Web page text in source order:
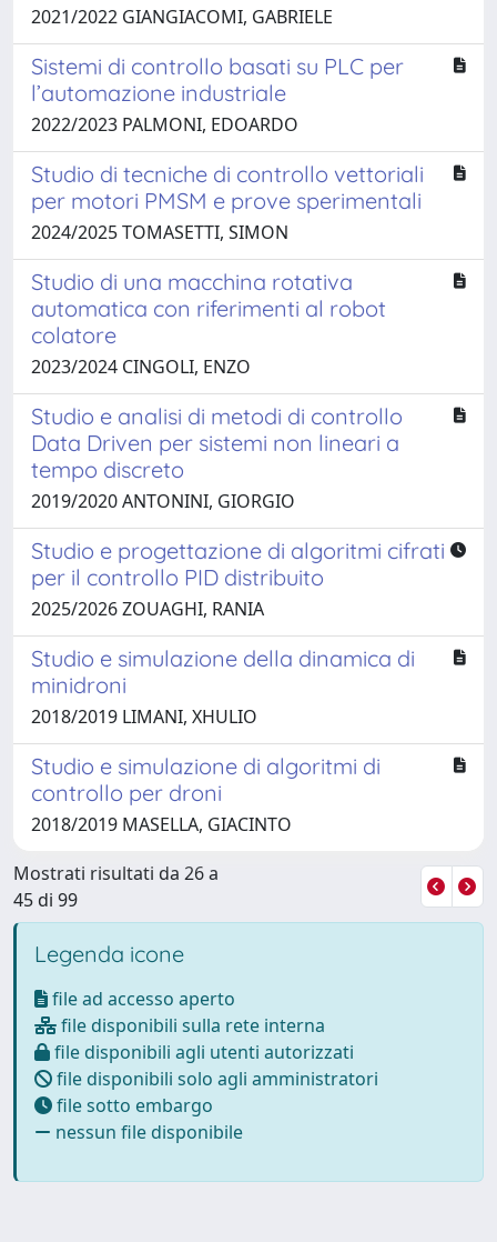
2021/2022 GIANGIACOMI, GABRIELE
Sistemi di controllo basati su PLC per
l’automazione industriale
2022/2023 PALMONI, EDOARDO
Studio di tecniche di controllo vettoriali
per motori PMSM e prove sperimentali
2024/2025 TOMASETTI, SIMON
Studio di una macchina rotativa
automatica con riferimenti al robot
colatore
2023/2024 CINGOLI, ENZO
Studio e analisi di metodi di controllo
Data Driven per sistemi non lineari a
tempo discreto
2019/2020 ANTONINI, GIORGIO
Studio e progettazione di algoritmi cifrati
per il controllo PID distribuito
2025/2026 ZOUAGHI, RANIA
Studio e simulazione della dinamica di
minidroni
2018/2019 LIMANI, XHULIO
Studio e simulazione di algoritmi di
controllo per droni
2018/2019 MASELLA, GIACINTO
Mostrati risultati da 26 a
45 di 99
Legenda icone
file ad accesso aperto
file disponibili sulla rete interna
file disponibili agli utenti autorizzati
file disponibili solo agli amministratori
file sotto embargo
nessun file disponibile